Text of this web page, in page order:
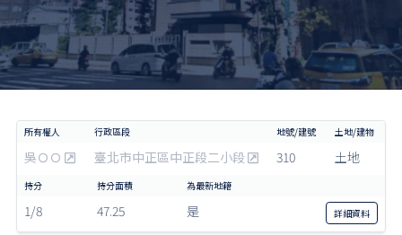
吳ＯＯ 臺北市中正區中正段二小段 310 土地
1/8 47.25 是 詳細資料